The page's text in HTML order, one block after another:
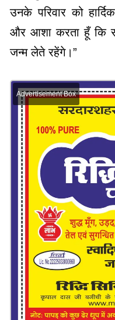
उनके परिवार को
और आशा करता हूँ कि
जन्म लेते रहेंगे।”
Advertisement Box